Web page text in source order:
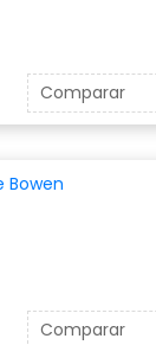
Comparar
Comparar